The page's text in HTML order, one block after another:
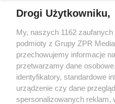
Drogi Użytkowniku,
My, naszych 1162
podmioty z Grupy ZPR
przechowujemy informacje
przetwarzamy dane
identyfikatory, standardowe
urządzenie czy dane
spersonalizowanych reklam,